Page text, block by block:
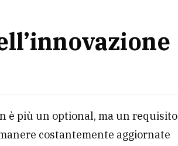
è più un optional, ma un requisito
costantemente aggiornate